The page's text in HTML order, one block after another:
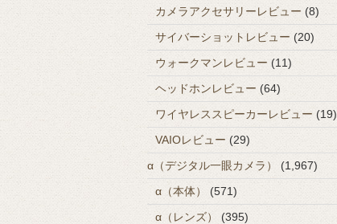
カメラアクセサリーレビュー (8)
サイバーショットレビュー (20)
ウォークマンレビュー (11)
ヘッドホンレビュー (64)
ワイヤレススピーカーレビュー (19)
VAIOレビュー (29)
α（デジタル一眼カメラ）
(1,967)
α（本体）
(571)
α（レンズ）
(395)